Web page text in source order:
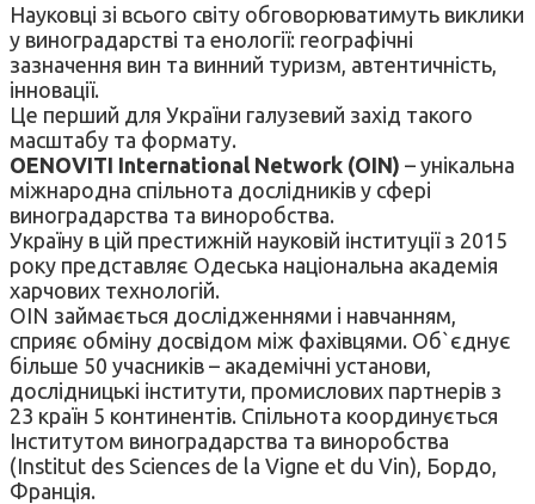
Науковці зі всього світу обговорюватимуть виклики
у виноградарстві та енології: географічні
зазначення вин та винний туризм, автентичність,
інновації.
Це перший для України галузевий захід такого
масштабу та формату.
OENOVITI International Network (OIN) – унікальна
міжнародна спільнота дослідників у сфері
виноградарства та виноробства.
Україну в цій престижній науковій інституції з 2015
року представляє Одеська національна академія
харчових технологій.
OIN займається дослідженнями і навчанням,
сприяє обміну досвідом між фахівцями. Об`єднує
більше 50 учасників – академічні установи,
дослідницькі інститути, промислових партнерів з
23 країн 5 континентів. Спільнота координується
Інститутом виноградарства та виноробства
(Institut des Sciences de la Vigne et du Vin), Бордо,
Франція.